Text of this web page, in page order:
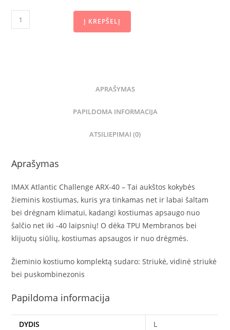
Į KREPŠELĮ
APRAŠYMAS
PAPILDOMA INFORMACIJA
ATSILIEPIMAI (0)
Aprašymas
IMAX Atlantic Challenge ARX-40 – Tai aukštos kokybės
žieminis kostiumas, kuris yra tinkamas net ir labai šaltam
bei drėgnam klimatui, kadangi kostiumas apsaugo nuo
šalčio net iki -40 laipsnių! O dėka TPU Membranos bei
klijuotų siūlių, kostiumas apsaugos ir nuo drėgmės.
Žieminio kostiumo komplektą sudaro: Striukė, vidinė striukė
bei puskombinezonis
Papildoma informacija
DYDIS L